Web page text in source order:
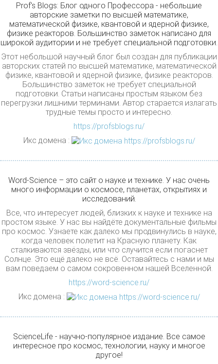
Prof's Blogs: Блог одного Профессора - небольшие
авторские заметки по высшей математике,
математической физике, квантовой и ядерной физике,
физике реакторов. Большинство заметок написано для
широкой аудитории и не требует специальной подготовки.
Этот небольшой научный блог был создан для публикации
авторских статей по высшей математике, математической
физике, квантовой и ядерной физике, физике реакторов.
Большинство заметок не требует специальной
подготовки. Статьи написаны простым языком без
перегрузки лишними терминами. Автор старается излагать
трудные темы просто и интересно.
https://profsblogs.ru/
Икс домена :
Word-Science – это сайт о науке и технике. У нас очень
много информации о космосе, планетах, открытиях и
исследований.
Все, что интересует людей, близких к науке и технике на
простом языке. У нас вы найдёте документальные фильмы
про космос. Узнаете как далеко мы продвинулись в науке,
когда человек полетит на Красную планету. Как
сталкиваются звёзды, или что случится если погаснет
Солнце. Это ещё далеко не всё. Оставайтесь с нами и мы
вам поведаем о самом сокровенном нашей Вселенной.
https://word-science.ru/
Икс домена :
ScienceLife - научно-популярное издание. Все самое
интересное про космос, технологии, науку и многое
другое!